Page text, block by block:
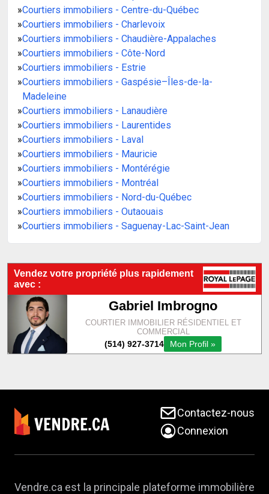
»Courtiers immobiliers - Centre-du-Québec
»Courtiers immobiliers - Charlevoix
»Courtiers immobiliers - Chaudière-Appalaches
»Courtiers immobiliers - Côte-Nord
»Courtiers immobiliers - Estrie
»Courtiers immobiliers - Gaspésie–Îles-de-la-
Madeleine
»Courtiers immobiliers - Lanaudière
»Courtiers immobiliers - Laurentides
»Courtiers immobiliers - Laval
»Courtiers immobiliers - Mauricie
»Courtiers immobiliers - Montérégie
»Courtiers immobiliers - Montréal
»Courtiers immobiliers - Nord-du-Québec
»Courtiers immobiliers - Outaouais
»Courtiers immobiliers - Saguenay-Lac-Saint-Jean
Contactez-nous
Connexion
Vendre.ca est la principale plateforme immobilière